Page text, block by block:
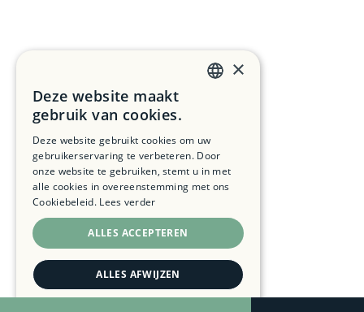
ENGLISH
×
Deze website maakt
gebruik van cookies.
Deze website gebruikt cookies om uw
gebruikerservaring te verbeteren. Door
onze website te gebruiken, stemt u in met
alle cookies in overeenstemming met ons
Cookiebeleid. Lees verder
ALLES ACCEPTEREN
ALLES AFWIJZEN